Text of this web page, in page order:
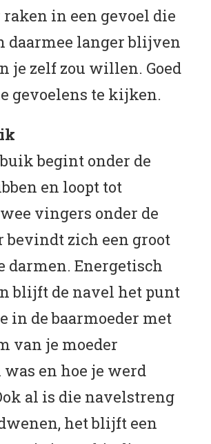
in een gevoel die
daarmee langer blijven
je zelf zou willen. Goed
gevoelens te kijken.
begint onder de
en loopt tot
vingers onder de
bevindt zich een groot
darmen. Energetisch
blijft de navel het punt
in de baarmoeder met
van je moeder
en hoe je werd
al is die navelstreng
het blijft een